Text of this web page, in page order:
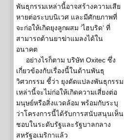
พันธุกรรมเหล่านี้อาจสร้างความเสีย
หายต่อระบบนิเวศ และมีศักยภาพที่
จะก่อให้เกิดยุงลูกผสม ‘ไฮบริด’ ที่
สามารถต้านยาฆ่าแมลงได้ใน
อนาคต
อย่างไรก็ตาม บริษัท Oxitec ซึ่ง
เกี่ยวข้องกับเรื่องนี้ในด้านพันธุ
วิศวกรรม ชี้ว่า ยุงดัดแปลงพันธุกรรม
เหล่านี้จะไม่ก่อให้เกิดความเสี่ยงต่อ
มนุษย์หรือสิ่งแวดล้อม พร้อมกับระบุ
ว่าโครงการนี้ได้รับการสนับสนุนเห็น
ชอบในระดับรัฐและรัฐบาลกลาง
สหรัฐอเมริกาแล้ว